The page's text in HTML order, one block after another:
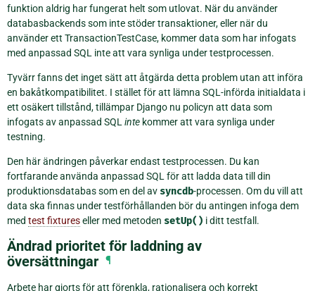
funktion aldrig har fungerat helt som utlovat. När du använder
databasbackends som inte stöder transaktioner, eller när du
använder ett TransactionTestCase, kommer data som har infogats
med anpassad SQL inte att vara synliga under testprocessen.
Tyvärr fanns det inget sätt att åtgärda detta problem utan att införa
en bakåtkompatibilitet. I stället för att lämna SQL-införda initialdata i
ett osäkert tillstånd, tillämpar Django nu policyn att data som
infogats av anpassad SQL inte kommer att vara synliga under
testning.
Den här ändringen påverkar endast testprocessen. Du kan
fortfarande använda anpassad SQL för att ladda data till din
produktionsdatabas som en del av syncdb-processen. Om du vill att
data ska finnas under testförhållanden bör du antingen infoga dem
med test fixtureseller med metoden setUp() i ditt testfall.
Ändrad prioritet för laddning av
översättningar ¶
Arbete har gjorts för att förenkla, rationalisera och korrekt